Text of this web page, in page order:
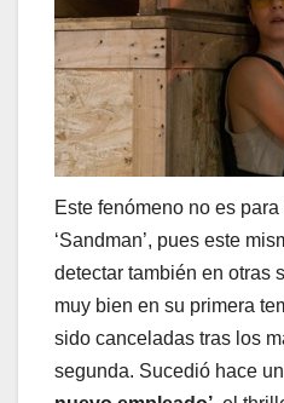
Este fenómeno no es
‘Sandman’, pues este
detectar también en otras
muy bien en su primera
sido canceladas tras los
segunda. Sucedió hace